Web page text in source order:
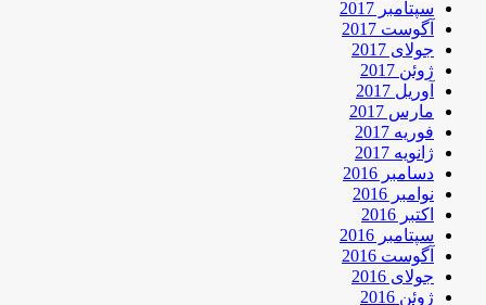
سپتامبر 2017
آگوست 2017
جولای 2017
ژوئن 2017
آوریل 2017
مارس 2017
فوریه 2017
ژانویه 2017
دسامبر 2016
نوامبر 2016
اکتبر 2016
سپتامبر 2016
آگوست 2016
جولای 2016
ژوئن 2016